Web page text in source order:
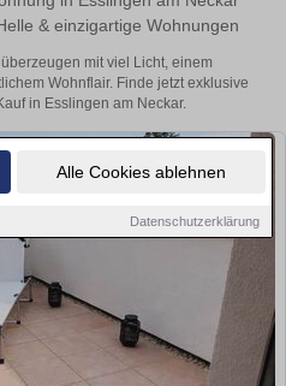
Alle Cookies ablehnen
Datenschutzerklärung
& einzigartige Wohnungen
mit viel Licht, einem
Wohnflair. Finde jetzt exklusive
in Esslingen am Neckar.